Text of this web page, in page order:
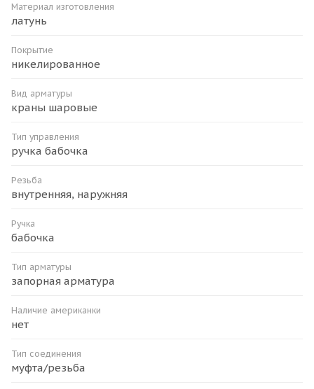
Материал изготовления
латунь
Покрытие
никелированное
Вид арматуры
краны шаровые
Тип управления
ручка бабочка
Резьба
внутренняя, наружняя
Ручка
бабочка
Тип арматуры
запорная арматура
Наличие американки
нет
Тип соединения
муфта/резьба